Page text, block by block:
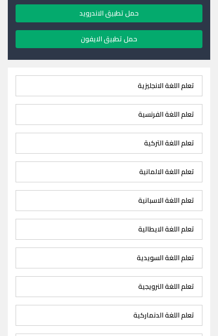
حمل تطبيق الاندرويد
حمل تطبيق الايفون
تعلم اللغة الانجليزية
تعلم اللغة الفرنسية
تعلم اللغة التركية
تعلم اللغة الالمانية
تعلم اللغة الاسبانية
تعلم اللغة الايطالية
تعلم اللغة السويدية
تعلم اللغة النرويجية
تعلم اللغة الدنماركية